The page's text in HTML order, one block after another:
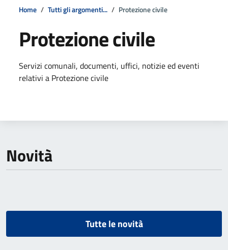
Home Tutti gli argomenti... Protezione civile
Protezione civile
Dettagli della notizia
Servizi comunali, documenti, uffici, notizie ed eventi
relativi a Protezione civile
Novità
Tutte le novità